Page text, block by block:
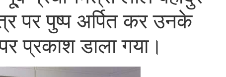
पर पुष्प अर्पित कर उनके
प्रकाश डाला गया।